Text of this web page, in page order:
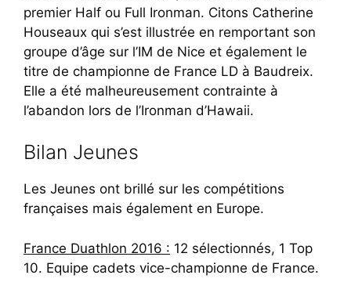
premier Half ou Full Ironman. Citons Catherine
Houseaux qui s’est illustrée en remportant son
groupe d’âge sur l’IM de Nice et également le
titre de championne de France LD à Baudreix.
Elle a été malheureusement contrainte à
l’abandon lors de l’Ironman d’Hawaii.
Bilan Jeunes
Les Jeunes ont brillé sur les compétitions
françaises mais également en Europe.
France Duathlon 2016 : 12 sélectionnés, 1 Top
10. Equipe cadets vice-championne de France.